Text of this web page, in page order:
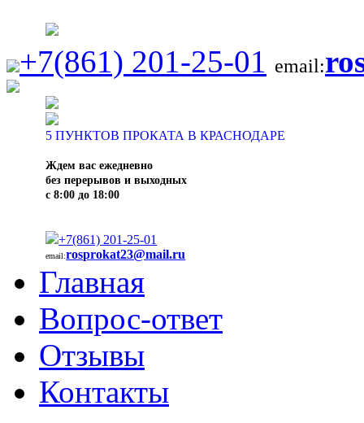
+7(861) 201-25-01 email:
5 ПУНКТОВ ПРОКАТА В КРАСНОДАРЕ
Ждем вас ежедневно
без перерывов и выходных
с 8:00 до 18:00
+7(861) 201-25-01
email:rosprokat23@mail.ru
Главная
Вопрос-ответ
Отзывы
Контакты